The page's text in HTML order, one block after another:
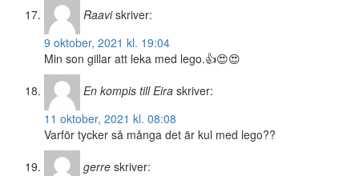
Raavi skriver:
9 oktober, 2021 kl. 19:04
Min son gillar att leka med lego.👍😍😍
En kompis till Eira skriver:
11 oktober, 2021 kl. 08:08
Varför tycker så många det är kul med lego??
gerre skriver: